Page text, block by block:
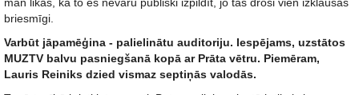
briesmīgi.
Varbūt jāpamēģina - palielinātu auditoriju. Iespējams, uzstātos
MUZTV balvu pasniegšanā kopā ar Prāta vētru. Piemēram,
Lauris Reiniks dzied vismaz septiņās valodās.